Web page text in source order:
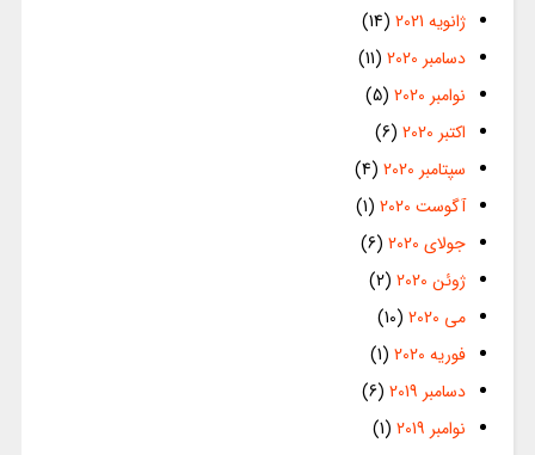
ژانویه 2021
(14)
دسامبر 2020
(11)
نوامبر 2020
(5)
اکتبر 2020
(6)
سپتامبر 2020
(4)
آگوست 2020
(1)
جولای 2020
(6)
ژوئن 2020
(2)
می 2020
(10)
فوریه 2020
(1)
دسامبر 2019
(6)
نوامبر 2019
(1)